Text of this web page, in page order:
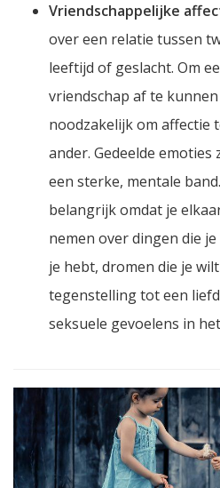
Vriendschappelijke
over een relatie tussen
leeftijd of geslacht. Om
vriendschap af te
noodzakelijk om affectie
ander. Gedeelde
een sterke, mentale
belangrijk omdat je
nemen over dingen die
je hebt, dromen die je
tegenstelling tot een
seksuele gevoelens in